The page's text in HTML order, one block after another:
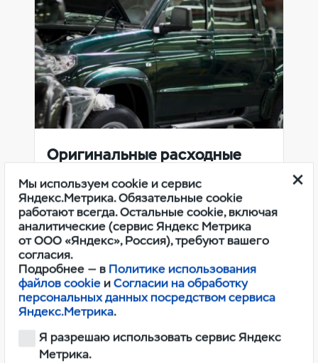
Оригинальные расходные
Мы используем cookie и сервис
Яндекс.Метрика. Обязательные cookie
работают всегда. Остальные cookie, включая
аналитические (сервис Яндекс Метрика
от ООО «Яндекс», Россия), требуют вашего
согласия.
Подробнее — в Политике использования
файлов cookie иСогласии на обработку
персональных данных посредством сервиса
Яндекс.Метрика.
Я разрешаю использовать сервис Яндекс
Метрика.